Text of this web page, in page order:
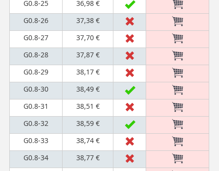
G0.8-25
36,98 €
G0.8-26
37,38 €
G0.8-27
37,70 €
G0.8-28
37,87 €
G0.8-29
38,17 €
G0.8-30
38,49 €
G0.8-31
38,51 €
G0.8-32
38,59 €
G0.8-33
38,74 €
G0.8-34
38,77 €